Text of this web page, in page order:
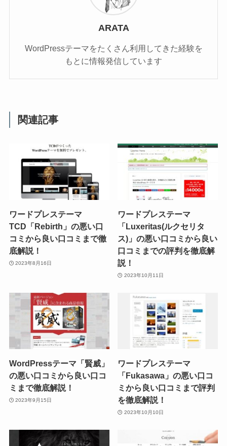
ARATA
WordPressテーマをたくさん利用してきた経験を
もとに情報発信しています
関連記事
ワードプレステーマ
TCD「Rebirth」の悪い口
コミから良い口コミまで徹
底解説！
2023年8月16日
ワードプレステーマ
「Luxeritas(ルクセリタ
ス)」の悪い口コミから良い
口コミまでの評判を徹底解
説！
2023年10月11日
WordPressテーマ「賢威」
の悪い口コミから良い口コ
ミまで徹底解説！
2023年9月15日
ワードプレステーマ
「Fukasawa」の悪い口コ
ミから良い口コミまで評判
を徹底解説！
2023年10月10日